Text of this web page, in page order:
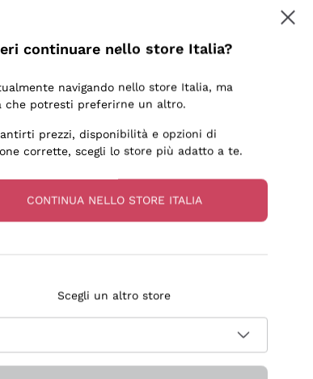
continuare nello store Italia?
navigando nello store Italia, ma
che potresti preferirne un altro.
prezzi, disponibilità e opzioni di
corrette, scegli lo store più adatto a te.
CONTINUA NELLO STORE ITALIA
Scegli un altro store